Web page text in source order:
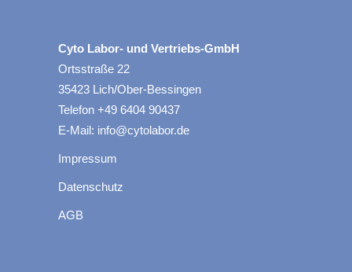
Cyto Labor- und Vertriebs-GmbH
Ortsstraße 22
35423 Lich/Ober-Bessingen
Telefon +49 6404 90437
E-Mail: info@cytolabor.de
Impressum
Datenschutz
AGB